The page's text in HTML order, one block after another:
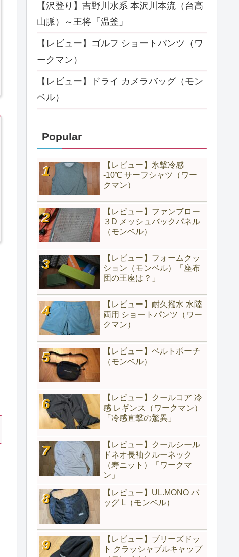
【沢登り】吉野川水系 本沢川本流（台高
山脈）～王将「温釜」
【レビュー】ゴルフ ショートパンツ（ワ
ークマン）
【レビュー】ドライ カメラバッグ（モン
ベル）
Popular
【レビュー】氷撃冷感
-10℃ サーフシャツ（ワー
クマン）
【レビュー】ファンブロー
３D メッシュバックパネル
（モンベル）
【レビュー】フォームクッ
ション（モンベル）「座布
団の王座は？」
【レビュー】耐久撥水 水陸
両用 ショートパンツ（ワー
クマン）
【レビュー】ベルトポーチ
（モンベル）
【レビュー】クールコア 冷
感 レギンス（ワークマン）
「冷感直撃の驚異」
【レビュー】クールシール
ドネオ長袖クルーネック
（寿ニット）「ワークマ
ン」
【レビュー】UL.MONO バ
ッグ L（モンベル）
【レビュー】ブリーズドッ
ト クラッシャブルキャップ